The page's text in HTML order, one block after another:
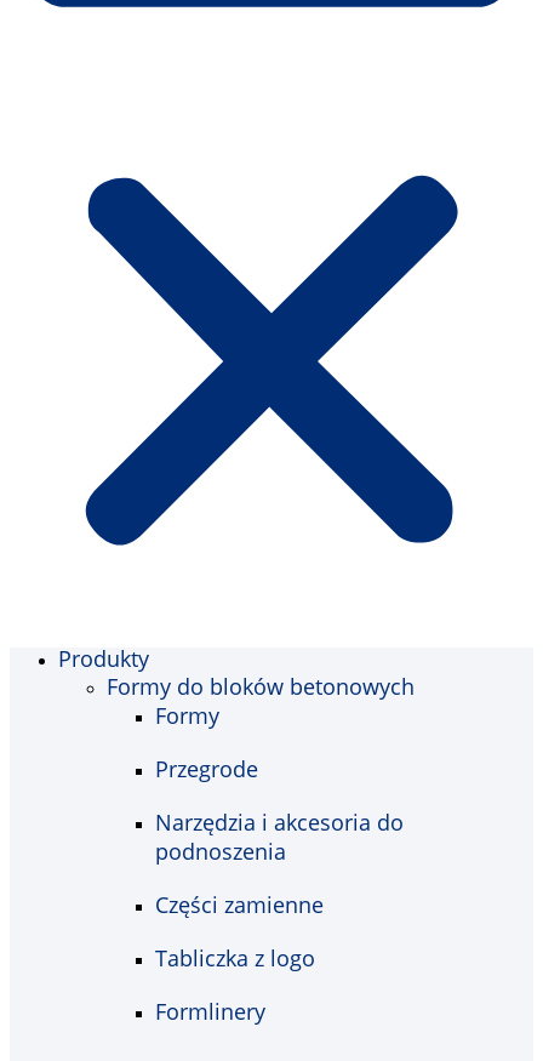
Produkty
Formy do bloków betonowych
Formy
Przegrode
Narzędzia i akcesoria do
podnoszenia
Części zamienne
Tabliczka z logo
Formlinery